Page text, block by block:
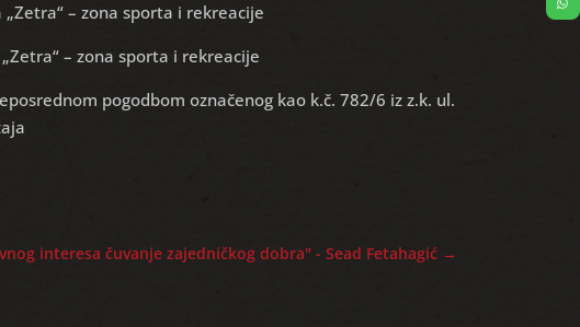
– zona sporta i rekreacije
– zona sporta i rekreacije
pogodbom označenog kao k.č. 782/6 iz z.k. ul.
interesa čuvanje zajedničkog dobra" - Sead Fetahagić →